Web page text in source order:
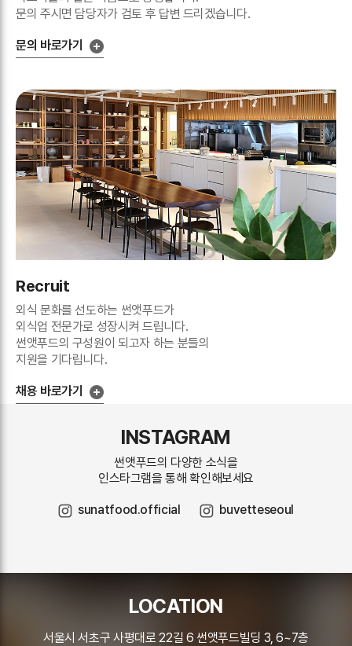
문의 주시면 담당자가 검토 후 답변 드리겠습니다.
문의 바로가기
Recruit
외식 문화를 선도하는 썬앳푸드가
외식업 전문가로 성장시켜 드립니다.
썬앳푸드의 구성원이 되고자 하는 분들의
지원을 기다립니다.
채용 바로가기
INSTAGRAM
썬앳푸드의 다양한 소식을
인스타그램을 통해 확인해보세요
sunatfood.official buvetteseoul
LOCATION
서울시 서초구 사평대로 22길 6 썬앳푸드빌딩 3, 6~7층